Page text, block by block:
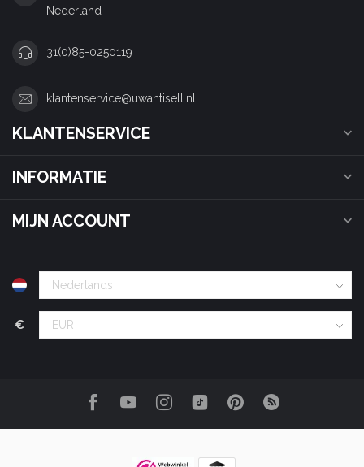
Nederland
31(0)85-0250119
klantenservice@uwantisell.nl
KLANTENSERVICE
INFORMATIE
MIJN ACCOUNT
€